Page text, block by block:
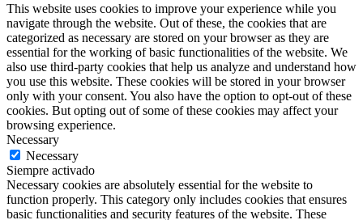
This website uses cookies to improve your experience while you
navigate through the website. Out of these, the cookies that are
categorized as necessary are stored on your browser as they are
essential for the working of basic functionalities of the website. We
also use third-party cookies that help us analyze and understand how
you use this website. These cookies will be stored in your browser
only with your consent. You also have the option to opt-out of these
cookies. But opting out of some of these cookies may affect your
browsing experience.
Necessary
Necessary
Siempre activado
Necessary cookies are absolutely essential for the website to
function properly. This category only includes cookies that ensures
basic functionalities and security features of the website. These